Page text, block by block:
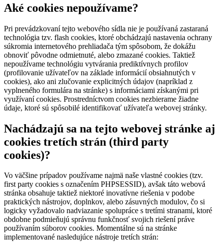
Aké cookies nepoužívame?
Pri prevádzkovaní tejto webového sídla nie je používaná zastaraná
technológia tzv. flash cookies, ktoré obchádzajú nastavenia ochrany
súkromia internetového prehliadača tým spôsobom, že dokážu
obnoviť pôvodne odmietnuté, alebo zmazané cookies. Taktiež
nepoužívame technológiu vytvárania prediktívnych profilov
(profilovanie užívateľov na základe informácií obsiahnutých v
cookies), ako ani zlučovanie explicitných údajov (napríklad z
vyplneného formulára na stránke) s informáciami získanými pri
využívaní cookies. Prostredníctvom cookies nezbierame žiadne
údaje, ktoré sú spôsobilé identifikovať užívateľa webovej stránky.
Nachádzajú sa na tejto webovej stránke aj
cookies tretích strán (third party
cookies)?
Vo väčšine prípadov používame najmä naše vlastné cookies (tzv.
first party cookies s označením PHPSESSID), avšak táto webová
stránka obsahuje taktiež niektoré inovatívne riešenia v podobe
praktických nástrojov, doplnkov, alebo zásuvných modulov, čo si
logicky vyžadovalo nadviazanie spolupráce s tretími stranami, ktoré
obdobne podmieňujú správnu funkčnosť svojich riešení práve
používaním súborov cookies. Momentálne sú na stránke
implementované nasledujúce nástroje tretích strán: